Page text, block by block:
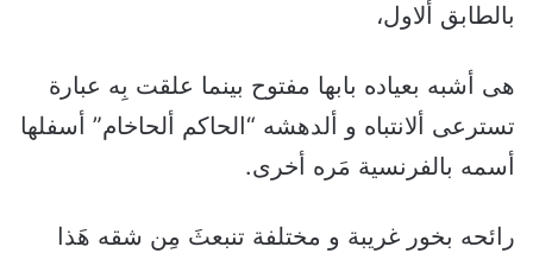
بالطابق ألاول،
هى أشبه بعياده بابها مفتوح بينما علقت بِه عبارة
تسترعى ألانتباه و ألدهشه “الحاكم ألحاخام” أسفلها
أسمه بالفرنسية مَره أخرى.
رائحه بخور غريبة و مختلفة تنبعثَ مِن شقه هَذا